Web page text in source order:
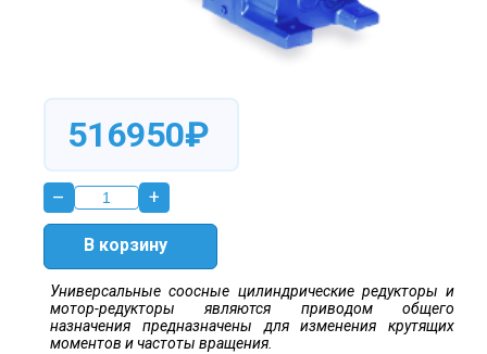
516950₽
– +
В корзину
Универсальные соосные цилиндрические редукторы и
мотор-редукторы являются приводом общего
назначения предназначены для изменения крутящих
моментов и частоты вращения.